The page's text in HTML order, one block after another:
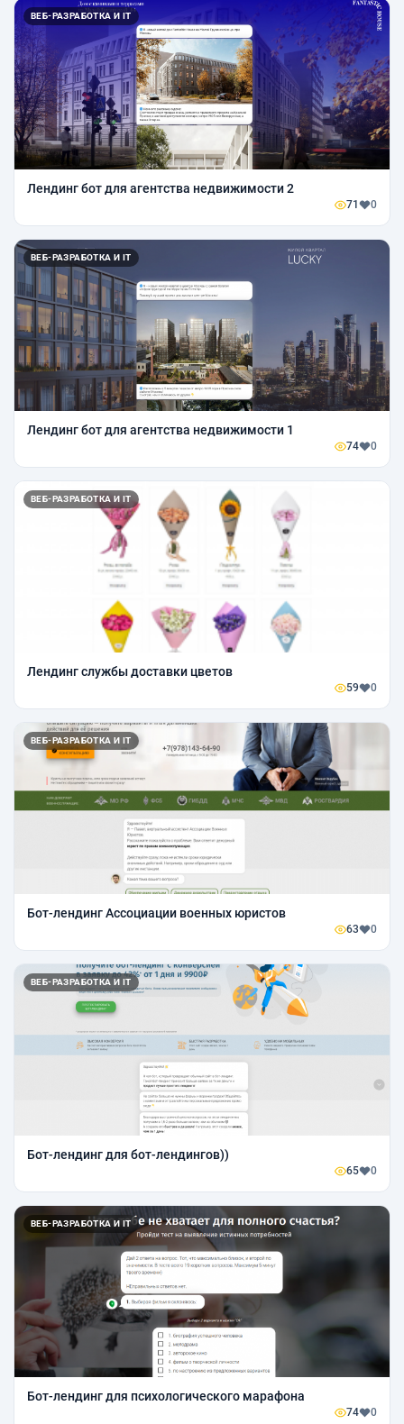
ВЕБ-РАЗРАБОТКА И IT
Лендинг бот для агентства недвижимости 2
71 0
ВЕБ-РАЗРАБОТКА И IT
Лендинг бот для агентства недвижимости 1
74 0
ВЕБ-РАЗРАБОТКА И IT
Лендинг службы доставки цветов
59 0
ВЕБ-РАЗРАБОТКА И IT
Бот-лендинг Ассоциации военных юристов
63 0
ВЕБ-РАЗРАБОТКА И IT
Бот-лендинг для бот-лендингов))
65 0
ВЕБ-РАЗРАБОТКА И IT
Бот-лендинг для психологического марафона
74 0